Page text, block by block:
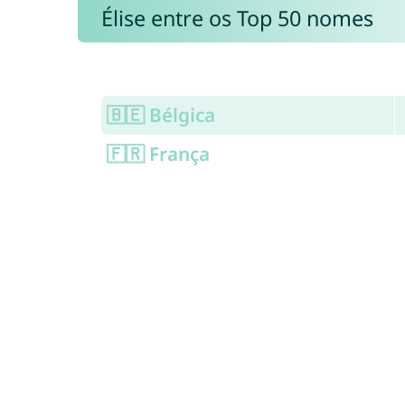
Élise entre os Top 50 nomes
🇧🇪 Bélgica
🇫🇷 França